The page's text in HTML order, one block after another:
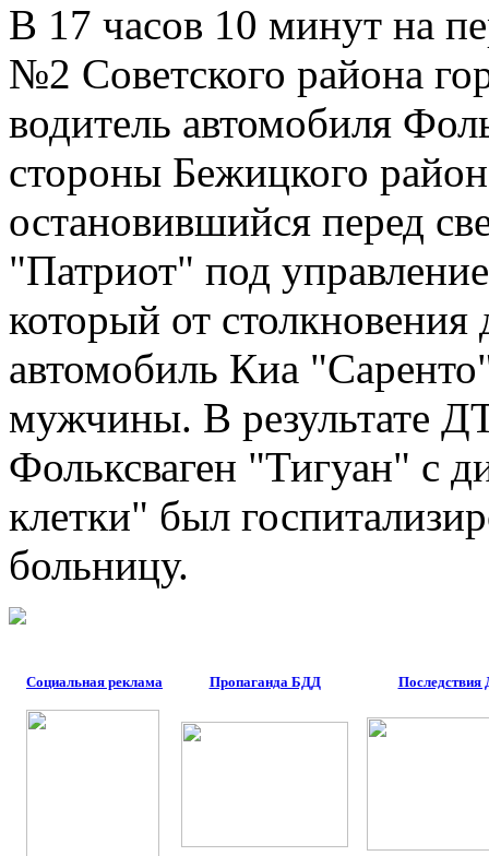
В 17 часов 10 минут на
№2 Советского района
водитель автомобиля
стороны Бежицкого
остановившийся перед
"Патриот" под
который от
автомобиль Киа
мужчины. В результате
Фольксваген "Тигуан" с
клетки" был
больницу.
Социальная реклама Пропаганда БДД